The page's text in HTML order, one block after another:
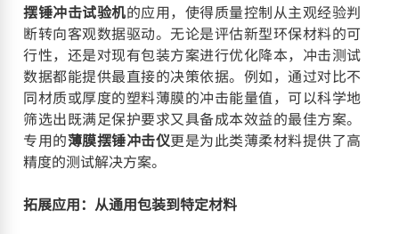
摆锤冲击试验机的应用，使得质量控制从主观经验判
断转向客观数据驱动。无论是评估新型环保材料的可
行性，还是对现有包装方案进行优化降本，冲击测试
数据都能提供最直接的决策依据。例如，通过对比不
同材质或厚度的塑料薄膜的冲击能量值，可以科学地
筛选出既满足保护要求又具备成本效益的最佳方案。
专用的薄膜摆锤冲击仪更是为此类薄柔材料提供了高
精度的测试解决方案。
拓展应用：从通用包装到特定材料